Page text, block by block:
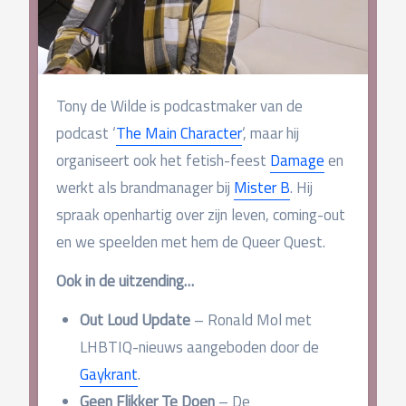
Tony de Wilde is podcastmaker van de
podcast ‘The Main Character‘, maar hij
organiseert ook het fetish-feest Damageen
werkt als brandmanager bij Mister B. Hij
spraak openhartig over zijn leven, coming-out
en we speelden met hem de Queer Quest.
Ook in de uitzending…
Out Loud Update– Ronald Mol met
LHBTIQ-nieuws aangeboden door de
Gaykrant.